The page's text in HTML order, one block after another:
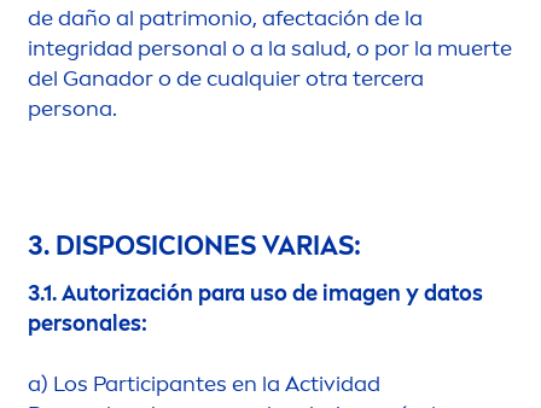
de daño al patrimonio, afectación de la
integridad personal o a la salud, o por la muerte
del Ganador o de cualquier otra tercera
persona.
3. DISPOSICIONES VARIAS:
3.1.Autorización para uso de imagen y datos
personales:
a) Los Participantes en la Actividad